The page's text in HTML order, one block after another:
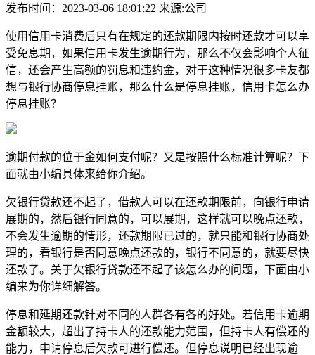
发布时间：2023-03-06 18:01:22 来源:公司
使用信用卡消费后只有在规定的还款期限内按时还款才可以享
受免息期，如果信用卡发生逾期行为，那么不仅会影响个人征
信，还会产生高额的罚息和违约金，对于这种情况很多卡友都
想与银行协商停息挂账，那么什么是停息挂账，信用卡怎么办
停息挂账？
逾期付款的位于金如何支付呢？又是按照什么标准计算呢？下
面就由小编具体来给你介绍。
欠银行贷款还不起了，借款人可以在还款期限前，向银行申请
展期的，然后银行同意的，可以展期，这样就可以晚点还款，
不会发生逾期的情形，还款期限已过的，就只能和银行协商处
理的，看银行是否同意晚点还款的，银行不同意的，就要尽快
还款了。关于欠银行贷款还不起了该怎么办的问题，下面由小
编来为你详细解答。
停息和延期还款针对不同的人群各有各的好处。若信用卡逾期
金额较大，超出了持卡人的还款能力范围，但持卡人有偿还的
能力，申请停息后欠款可进行偿还。但停息说明已经出现逾